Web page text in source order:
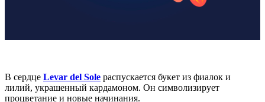
В сердце Levar del Sole распускается букет из фиалок и
лилий, украшенный кардамоном. Он символизирует
процветание и новые начинания.